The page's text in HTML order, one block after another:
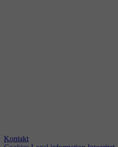
Kontakt